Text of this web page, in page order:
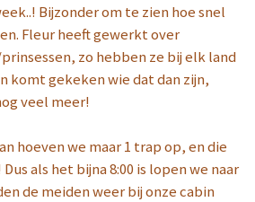
Bijzonder om te zien hoe snel
Fleur heeft gewerkt over
zo hebben ze bij elk land
komt gekeken wie dat dan zijn,
veel meer!
hoeven we maar 1 trap op, en die
als het bijna 8:00 is lopen we naar
de meiden weer bij onze cabin